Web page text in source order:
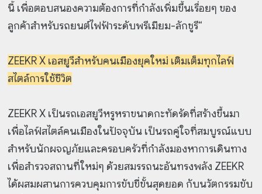
นี้ เพื่อตอบสนองความต้องการที่กำลังเพิ่มขึ้นเรื่อยๆ ของ
ลูกค้าสำหรับรถยนต์ไฟฟ้าระดับพรีเมียม-ลักชูรี“
ZEEKR X เอสยูวีสำหรับคนเมืองยุคใหม่ เติมเต็มทุกไลฟ์
สไตล์การใช้ชีวิต
ZEEKR X เป็นรถเอสยูวีหรูหราขนาดกะทัดรัดที่สร้างขึ้นมา
เพื่อไลฟ์สไตล์คนเมืองในปัจจุบัน เป็นรถคู่ใจที่สมบูรณ์แบบ
สำหรับนักผจญภัยและครอบครัวที่กำลังมองหาการเดินทาง
เพื่อสำรวจสถานที่ใหม่ๆ ด้วยสมรรถนะอันทรงพลัง ZEEKR
ได้ผสมผสานการควบคุมการขับขี่ขั้นสุดยอด กับนวัตกรรมขับ